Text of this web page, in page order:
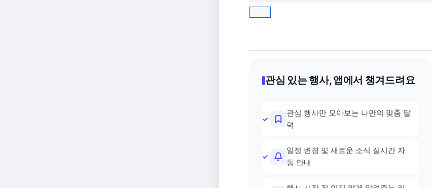
관심 있는 행사, 앱에서 챙겨드려요
관심 행사만 모아보는 나만의 맞춤 달
력
일정 변경 및 새로운 소식 실시간 자
동 안내